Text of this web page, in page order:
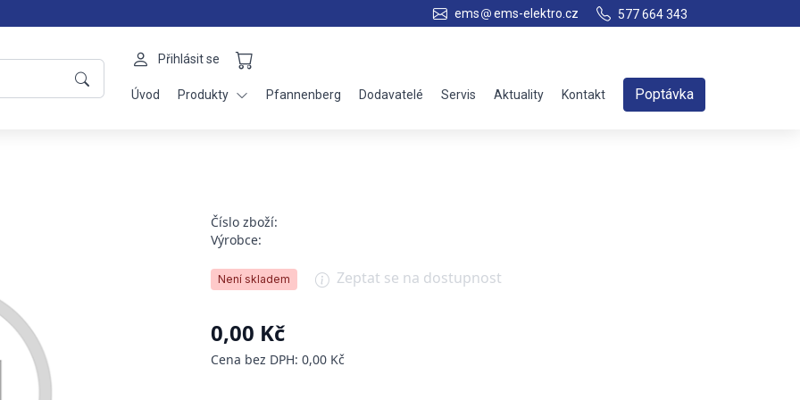
ems ems-elektro.cz 577 664 343
Přihlásit se
Úvod Produkty Pfannenberg Dodavatelé Servis Aktuality Kontakt Poptávka
Číslo zboží:
Výrobce:
Není skladem Zeptat se na dostupnost
0,00 Kč
Cena bez DPH: 0,00 Kč